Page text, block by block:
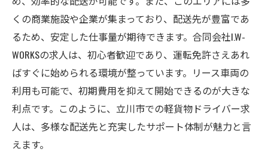
くの商業施設や企業が集まっており、配送先が豊富であ
るため、安定した仕事量が期待できます。合同会社I.W-
WORKSの求人は、初心者歓迎であり、運転免許さえあれ
ばすぐに始められる環境が整っています。リース車両の
利用も可能で、初期費用を抑えて開始できるのが大きな
利点です。このように、立川市での軽貨物ドライバー求
人は、多様な配送先と充実したサポート体制が魅力と言
えます。